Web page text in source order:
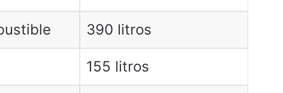
390 litros
155 litros